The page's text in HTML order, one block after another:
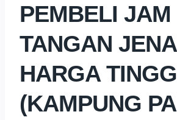
PEMBELI JAM
TANGAN
HARGA
(KAMPUNG